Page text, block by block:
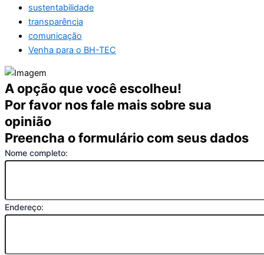
sustentabilidade
transparência
comunicação
Venha para o BH-TEC
A opção que você escolheu!
Por favor nos fale mais sobre sua
opinião
Preencha o formulário com seus dados
Nome completo:
Endereço: